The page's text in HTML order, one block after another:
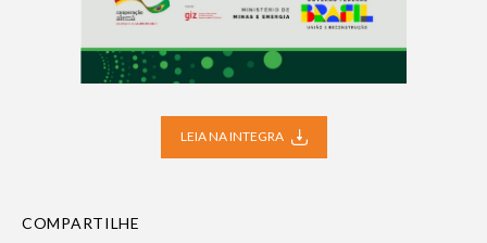
LEIA NA INTEGRA
COMPARTILHE